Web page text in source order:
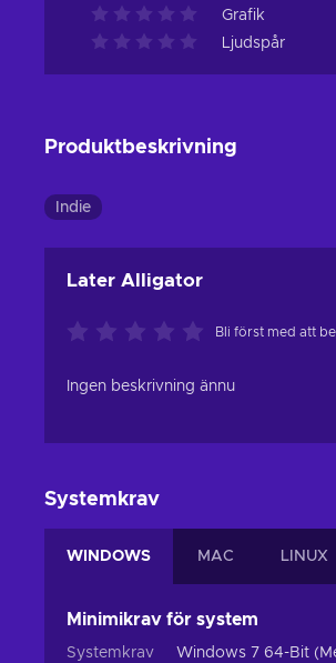
Grafik
Ljudspår
Produktbeskrivning
Indie
Later Alligator
Bli först med att
Ingen beskrivning ännu
Systemkrav
WINDOWS MAC LINUX
Minimikrav för system
Systemkrav
Windows 7 64-Bit